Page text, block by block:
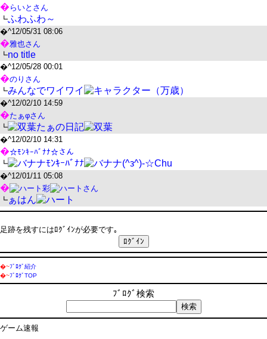
� らいとさん
┗ふわふわ～
�^12/05/31 08:06
�雅也さん
┗no title
�^12/05/28 00:01
�のりさん
┗みんなでワイワイ
�^12/02/10 14:59
�たぁφさん
┗
たぁの日記
�^12/02/10 14:31
�☆ﾓﾝｷｰﾊﾞﾅﾅ☆さん
┗
ﾓﾝｷｰﾊﾞﾅﾅ (^з^)-☆Chu
�^12/01/11 05:08
� 彩
さん
┗ ぁはん
足跡を残すにはﾛｸﾞｲﾝが必要です｡
�~ﾌﾞﾛｸﾞ紹介
�~ﾌﾞﾛｸﾞTOP
ﾌﾞﾛｸﾞ検索
ゲーム速報